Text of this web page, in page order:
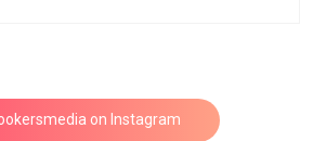
on Instagram
Follow on Instagram